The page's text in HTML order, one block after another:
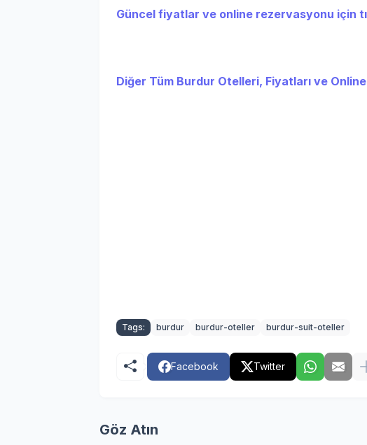
Güncel fiyatlar ve online rezervasyonu için
Diğer Tüm Burdur Otelleri, Fiyatları ve
Tags: burdur burdur-oteller burdur-suit-oteller
Facebook Twitter
Göz Atın